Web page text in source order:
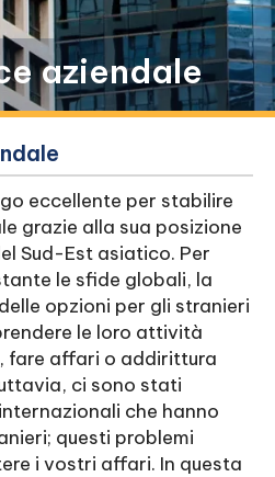
aziendale
eccellente per stabilire
grazie alla sua posizione
Sud-Est asiatico. Per
le sfide globali, la
opzioni per gli stranieri
le loro attività
fare affari o addirittura
ci sono stati
che hanno
questi problemi
i vostri affari. In questa